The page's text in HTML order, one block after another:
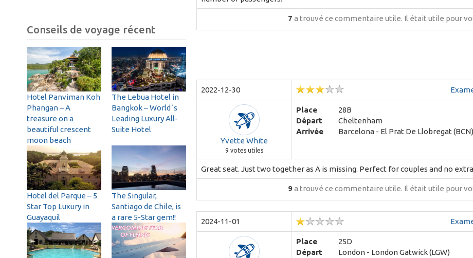
7 a trouvé ce commentaire utile. Il était utile pour
2022-12-30
Yvette White
9 votes utiles
Place
28B
Départ
Cheltenham
Arrivée
Barcelona - El Prat De Llobregat (BCN)
Great seat. Just two together as A is missing. Perfect for couples and no
9a trouvé ce commentaire utile. Il était utile pour
2024-11-01
Place
25D
Départ
London - London Gatwick (LGW)
Conseils de voyage récent
Hotel Panviman Koh
Phangan – A
treasure on a
beautiful crescent
moon beach
The Lebua Hotel in
Bangkok – World´s
Leading Luxury All-
Suite Hotel
Hotel del Parque – 5
Star Top Luxury in
Guayaquil
The Singular,
Santiago de Chile, is
a rare 5-Star gem!!